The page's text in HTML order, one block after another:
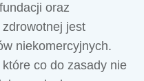
oraz
zdrowotnej jest
niekomercyjnych.
co do zasady nie